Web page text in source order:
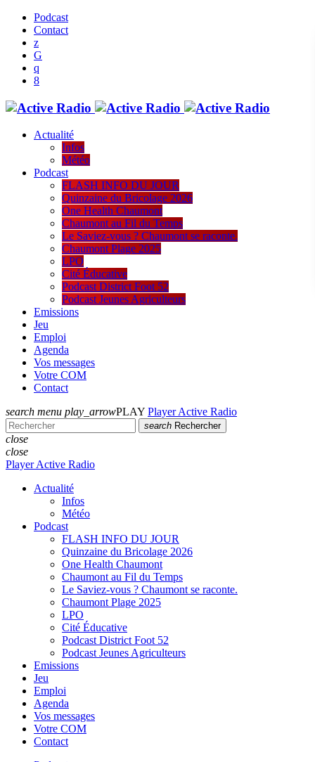
Podcast
Contact
Actualité
Infos
Météo
Podcast
FLASH INFO DU JOUR
Quinzaine du Bricolage 2026
One Health Chaumont
Chaumont au Fil du Temps
Le Saviez-vous ? Chaumont se raconte.
Chaumont Plage 2025
LPO
Cité Éducative
Podcast District Foot 52
Podcast Jeunes Agriculteurs
Emissions
Jeu
Emploi
Agenda
Vos messages
Votre COM
Contact
search menu play_arrowPLAY Player Active Radio
search Rechercher
close
close
Player Active Radio
Actualité
Infos
Météo
Podcast
FLASH INFO DU JOUR
Quinzaine du Bricolage 2026
One Health Chaumont
Chaumont au Fil du Temps
Le Saviez-vous ? Chaumont se raconte.
Chaumont Plage 2025
LPO
Cité Éducative
Podcast District Foot 52
Podcast Jeunes Agriculteurs
Emissions
Jeu
Emploi
Agenda
Vos messages
Votre COM
Contact